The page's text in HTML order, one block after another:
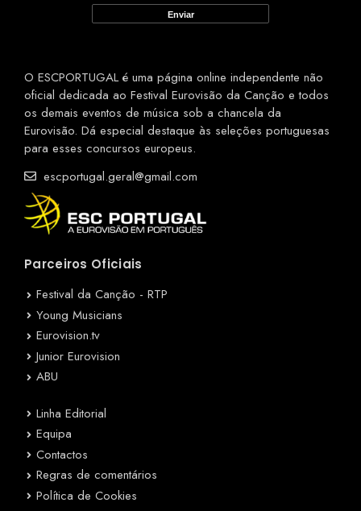
O ESCPORTUGAL é uma página online independente não
oficial dedicada ao Festival Eurovisão da Canção e todos
os demais eventos de música sob a chancela da
Eurovisão. Dá especial destaque às seleções portuguesas
para esses concursos europeus.
escportugal.geral@gmail.com
Parceiros Oficiais
Festival da Canção - RTP
Young Musicians
Eurovision.tv
Junior Eurovision
ABU
Linha Editorial
Equipa
Contactos
Regras de comentários
Política de Cookies